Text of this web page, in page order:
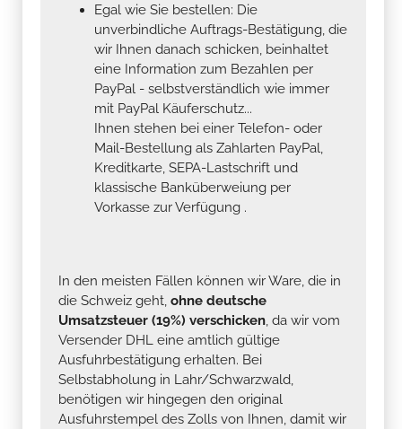
Egal wie Sie bestellen: Die
unverbindliche Auftrags-Bestätigung, die
wir Ihnen danach schicken, beinhaltet
eine Information zum Bezahlen per
PayPal - selbstverständlich wie immer
mit PayPal Käuferschutz...
Ihnen stehen bei einer Telefon- oder
Mail-Bestellung als Zahlarten PayPal,
Kreditkarte, SEPA-Lastschrift und
klassische Banküberweiung per
Vorkasse zur Verfügung .
In den meisten Fällen können wir Ware, die in
die Schweiz geht, ohne deutsche
Umsatzsteuer (19%) verschicken, da wir vom
Versender DHL eine amtlich gültige
Ausfuhrbestätigung erhalten. Bei
Selbstabholung in Lahr/Schwarzwald,
benötigen wir hingegen den original
Ausfuhrstempel des Zolls von Ihnen, damit wir